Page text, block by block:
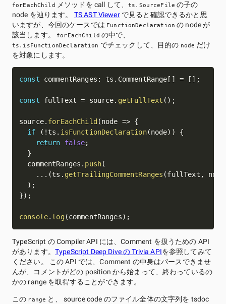
forEachChild メソッドを call して、ts.SourceFile の子の
node を辿ります。 TS AST Viewerで見ると確認できるかと思
いますが、今回のケースでは FunctionDeclaration の node が
該当します。
forEachChild の中で、
ts.isFunctionDeclaration でチェックして、目的の node だけ
を対象にします。
const commentRanges : ts . CommentRange [ ] = [ ] ;
const fullText = source. getFullText ( ) ;
source. forEachChild (node => {
if
( !ts . isFunctionDeclaration(node) )
{
return
false;
}
  commentRanges
. push(
... (ts . getTrailingCommentRanges (fullText , node
) ;
}) ;
console. log(commentRanges) ;
TypeScript の Compiler API には、Comment を扱うための API
があります。 TypeScript Deep Dive の Trivia APIを参照してみて
ください。 この API では、Comment の中身はパースできませ
んが、コメントがどの position から始まって、終わっているの
かの range を取得することができます。
この range と、 source code のファイル全体の文字列を tsdoc